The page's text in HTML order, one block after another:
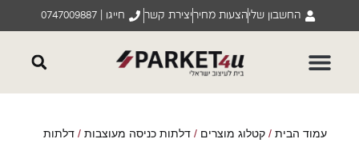
החשבון שליהצעות מחיריצירת קשר חייגו | 0747009887
עמוד הבית/קטלוג מוצרים/דלתות כניסה מעוצבות/דלתות